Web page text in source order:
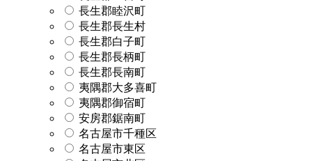
長生郡睦沢町
長生郡長生村
長生郡白子町
長生郡長柄町
長生郡長南町
夷隅郡大多喜町
夷隅郡御宿町
安房郡鋸南町
名古屋市千種区
名古屋市東区